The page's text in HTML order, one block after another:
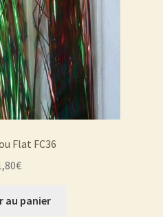
Flat FC36
€
au panier